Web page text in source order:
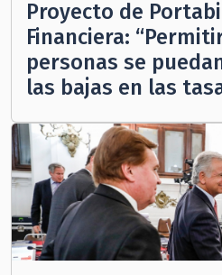
Proyecto de
Financiera:
personas se
las bajas en las